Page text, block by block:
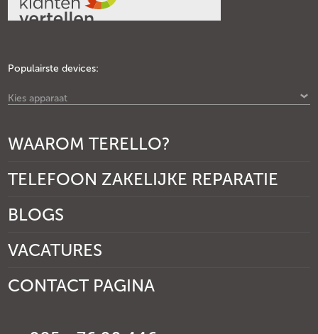
Populairste devices:
Kies apparaat
WAAROM TERELLO?
TELEFOON ZAKELIJKE REPARATIE
BLOGS
VACATURES
CONTACT PAGINA